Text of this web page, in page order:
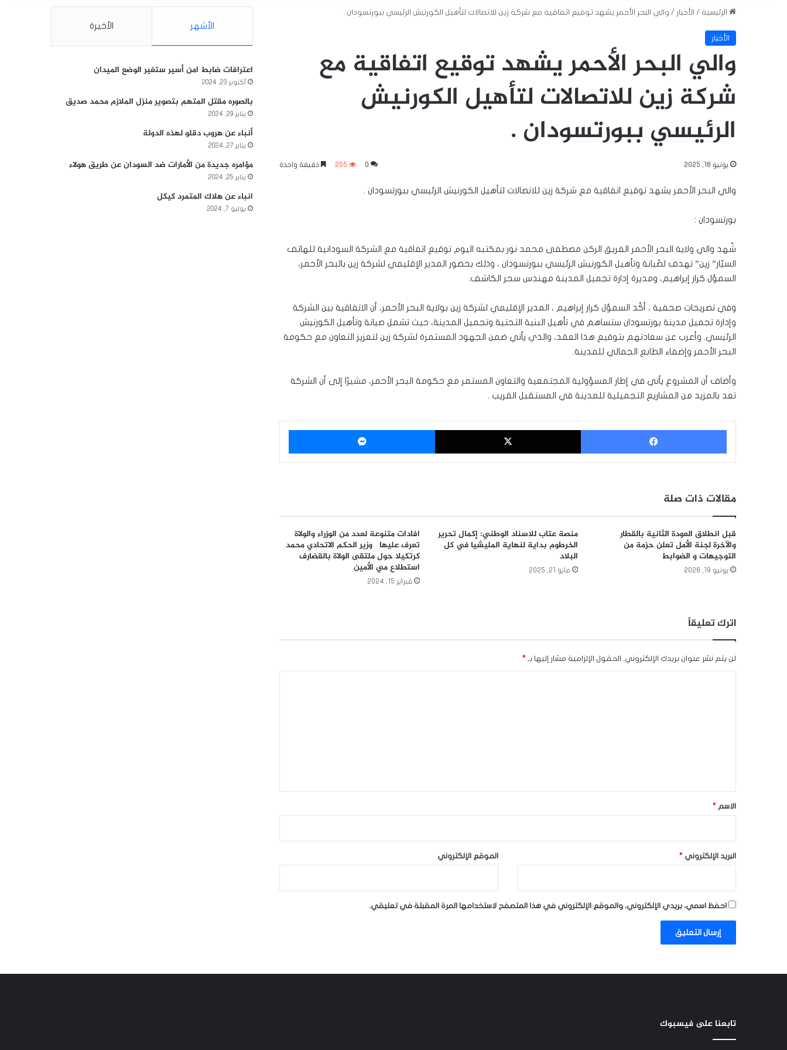
الرئيسية / الأخبار / والي البحر الأحمر يشهد توقيع اتفاقية مع شركة زين للاتصالات لتأهيل الكورنيش الرئيسي ببورتسودان .
الأخبار
والي البحر الأحمر يشهد توقيع اتفاقية مع
شركة زين للاتصالات لتأهيل الكورنيش
الرئيسي ببورتسودان .
يونيو 16, 2025 0
255 دقيقة واحدة
والي البحر الأحمر يشهد توقيع اتفاقية مع شركة زين للاتصالات لتأهيل الكورنيش الرئيسي ببورتسودان .
بورتسودان :
شّهد والي ولاية البحر الأحمر الفريق الركن مصطفى محمد نور بمكتبه اليوم توقيع اتفاقية مع الشركة السودانية للهاتف
السيّار” زين” تهدف لصّيانة وتأهيل الكورنيش الرئيسي ببورتسودان ، وذلك بحضور المدير الإقليمي لشركة زين بالبحر الأحمر،
السمؤل كرار إبراهيم، ومديرة إدارة تجميل المدينة مهندس سحر الكاشف.
وفي تصريحات صحفية ، أكّد السمؤل كرار إبراهيم ، المدير الإقليمي لشركة زين بولاية البحر الأحمر، أن الاتفاقية بين الشركة
وإدارة تجميل مدينة بورتسودان ستساهم في تأهيل البنية التحتية وتجميل المدينة، حيث تشمل صيانة وتأهيل الكورنيش
الرئيسي. وأعرب عن سعادتهم بتوقيع هذا العقد، والذي يأتي ضمن الجهود المستمرة لشركة زين لتعزيز التعاون مع حكومة
البحر الأحمر وإضفاء الطابع الجمالي للمدينة.
وأضاف أن المشروع يأتي في إطار المسؤولية المجتمعية والتعاون المستمر مع حكومة البحر الأحمر، مشيرًا إلى أن الشركة
تعد بالمزيد من المشاريع التجميلية للمدينة في المستقبل القريب .
فيسبوك ‫X
مقالات ذات صلة
قبل انطلاق العودة الثانية بالقطار
والآخرة لجنة الأمل تعلن حزمة من
التوجيهات و الضوابط
يونيو 19, 2026
منصة عتاب للاسناد الوطني: إكمال تحرير
الخرطوم بداية لنهاية المليشيا في كل
البلاد
مايو 21, 2025
افادات متنوعة لعدد من الوزراء والولاة
تعرف عليها وزير الحكم الاتحادي محمد
كرتكيلا حول ملتقى الولاة بالقضارف
استطلاع مي الأمين
فبراير 15, 2024
اترك تعليقاً
لن يتم نشر عنوان بريدك الإلكتروني. الحقول الإلزامية مشار إليها بـ *
*الاسم *
البريد الإلكتروني * الموقع الإلكتروني
احفظ اسمي، بريدي الإلكتروني، والموقع الإلكتروني في هذا المتصفح لاستخدامها المرة المقبلة في تعليقي.
الأشهر الأخيرة
اعترافات ضابط امن أسير ستغير الوضع الميدان
أكتوبر 23, 2024
بالصوره مقتل المتهم بتصوير منزل الملازم محمد صديق
يناير 29, 2024
أنباء عن هروب دقلو لهذه الدولة
يناير 27, 2024
مؤامره جديدة من الأمارات ضد السودان عن طريق هولاء
يناير 25, 2024
انباء عن هلاك المتمرد كيكل
يوليو 7, 2024
تابعنا على فيسبوك